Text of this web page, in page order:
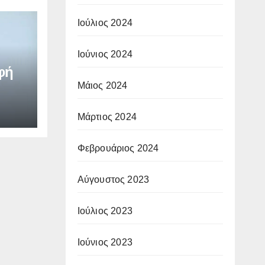
Ιούλιος 2024
Ιούνιος 2024
Μάιος 2024
Μάρτιος 2024
Φεβρουάριος 2024
Αύγουστος 2023
Ιούλιος 2023
Ιούνιος 2023